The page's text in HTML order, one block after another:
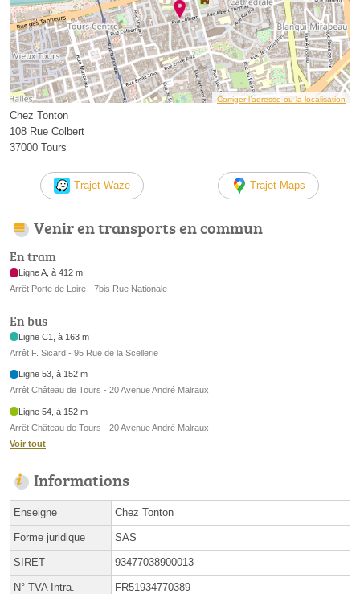
Corriger l’adresse ou la localisation
Chez Tonton
108 Rue Colbert
37000 Tours
Trajet Waze Trajet Maps
Venir en transports en commun
En tram
Ligne A, à 412 m
Arrêt Porte de Loire - 7bis Rue Nationale
En bus
Ligne C1, à 163 m
Arrêt F. Sicard - 95 Rue de la Scellerie
Ligne 53, à 152 m
Arrêt Château de Tours - 20 Avenue André Malraux
Ligne 54, à 152 m
Arrêt Château de Tours - 20 Avenue André Malraux
Voir tout
Informations
Enseigne Chez Tonton
Forme juridique SAS
SIRET 93477038900013
N° TVA Intra. FR51934770389